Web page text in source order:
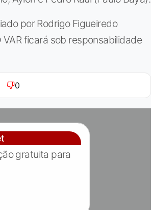
por Rodrigo Figueiredo
ficará sob responsabilidade
0
gratuita para